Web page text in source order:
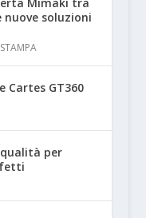
soluzioni
STAMPA
Cartes GT360
per